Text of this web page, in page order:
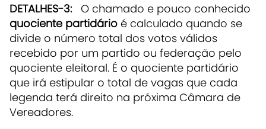
DETALHES-3: O chamado e pouco conhecido
quociente partidário é calculado quando se
divide o número total dos votos válidos
recebido por um partido ou federação pelo
quociente eleitoral. É o quociente partidário
que irá estipular o total de vagas que cada
legenda terá direito na próxima Câmara de
Vereadores.